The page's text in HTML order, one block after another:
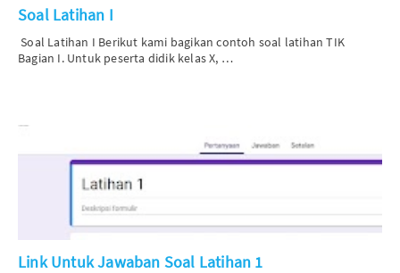
Soal Latihan I
Soal Latihan I Berikut kami bagikan contoh soal latihan TIK
Bagian I. Untuk peserta didik kelas X, …
Link Untuk Jawaban Soal Latihan 1